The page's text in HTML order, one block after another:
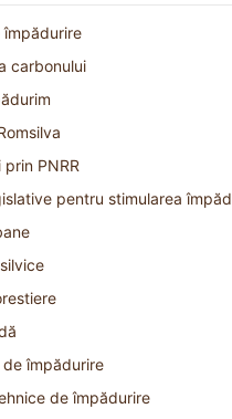
carbonului
PNRR
pentru stimularea
de împădurire
de împădurire